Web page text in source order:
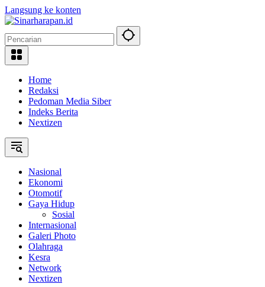
Langsung ke konten
Home
Redaksi
Pedoman Media Siber
Indeks Berita
Nextizen
Nasional
Ekonomi
Otomotif
Gaya Hidup
Sosial
Internasional
Galeri Photo
Olahraga
Kesra
Network
Nextizen